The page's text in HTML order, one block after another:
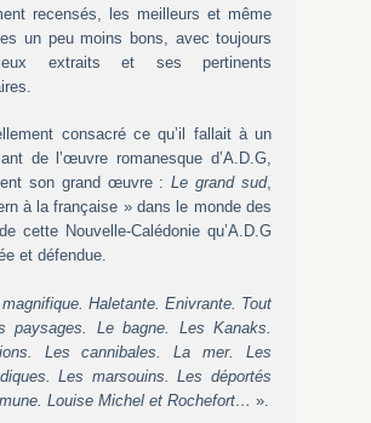
recensés, les meilleurs et même
un peu moins bons, avec toujours
extraits et ses pertinents
consacré ce qu’il fallait à un
de l’œuvre romanesque d’A.D.G,
son grand œuvre :Le grand sud,
à la française » dans le monde des
cette Nouvelle-Calédonie qu’A.D.G
et défendue.
Haletante. Enivrante. Tout
paysages. Le bagne. Les Kanaks.
Les cannibales. La mer. Les
Les marsouins. Les déportés
Louise Michel et Rochefort… ».